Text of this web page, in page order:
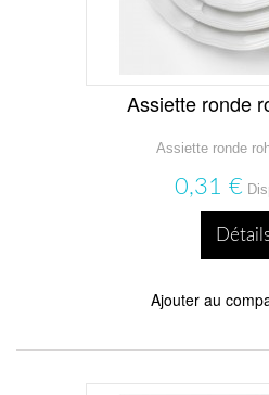
Assiette ronde
Assiette ronde
0,31 €
Ajouter au